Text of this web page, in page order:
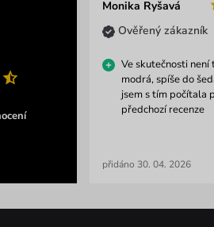
Monika Ryšavá
Ověřený zákazník
Ve skutečnosti
modrá, spíše do
jsem s tím počítala
předchozí recenze
přidáno 30. 04. 2026